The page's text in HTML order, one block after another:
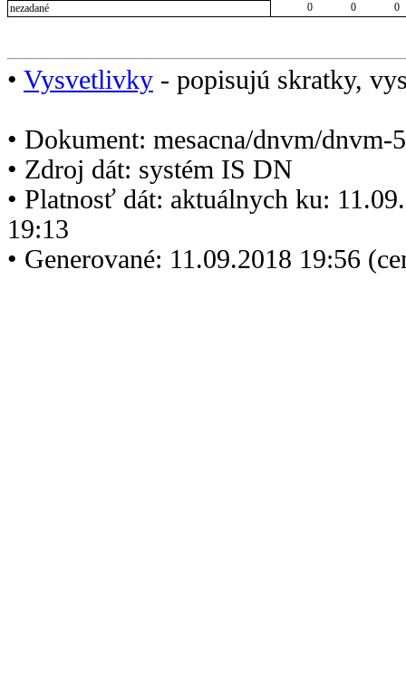
nezadané
0 0 0
• Vysvetlivky - popisujú skratky,
• Dokument: mesacna/dnvm/dnvm-
• Zdroj dát: systém IS DN
• Platnosť dát: aktuálnych ku:
19:13
• Generované: 11.09.2018 19:56